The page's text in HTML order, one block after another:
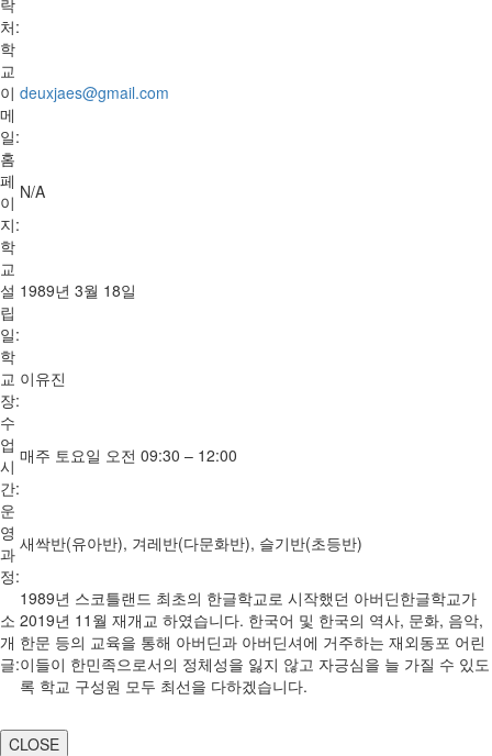
처:
학
교
이
메
일:
deuxjaes@gmail.com
홈
페
이
지:
N/A
학
교
설
립
일:
1989년 3월 18일
학
교
장:
이유진
수
업
시
간:
매주 토요일 오전 09:30 – 12:00
운
영
과
정:
새싹반(유아반), 겨레반(다문화반), 슬기반(초등반)
소
개
글:
1989년 스코틀랜드 최초의 한글학교로 시작했던 아버딘한글학교가
2019년 11월 재개교 하였습니다. 한국어 및 한국의 역사, 문화, 음악,
한문 등의 교육을 통해 아버딘과 아버딘셔에 거주하는 재외동포 어린
이들이 한민족으로서의 정체성을 잃지 않고 자긍심을 늘 가질 수 있도
록 학교 구성원 모두 최선을 다하겠습니다.
CLOSE